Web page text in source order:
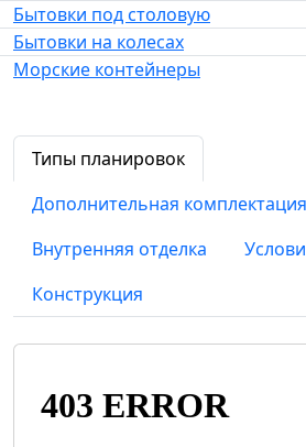
Бытовки под столовую
Бытовки на колесах
Морские контейнеры
Типы планировок
Дополнительная комплектация
Внутренняя отделка
Конструкция